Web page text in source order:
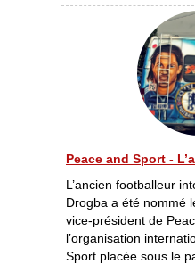
Peace and Sport -
L’ancien footballeur
Drogba a été nommé
vice-président de
l’organisation
Sport placée sous le